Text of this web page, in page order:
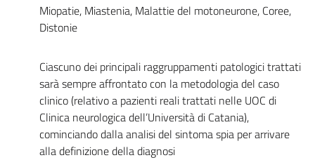
Miopatie, Miastenia, Malattie del motoneurone, Coree,
Distonie
Ciascuno dei principali raggruppamenti patologici trattati
sarà sempre affrontato con la metodologia del caso
clinico (relativo a pazienti reali trattati nelle UOC di
Clinica neurologica dell’Università di Catania),
cominciando dalla analisi del sintoma spia per arrivare
alla definizione della diagnosi